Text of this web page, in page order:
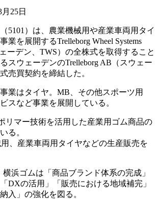
25日
5101）は、農業機械用や産業車両用タイ
業を展開するTrelleborg Wheel Systems
ーデン、TWS）の全株式を取得すること
スウェーデンのTrelleborg AB（スウェー
売買契約を締結した。
業はタイヤ。MB、その他スポーツ用
スなど事業を展開している。
リマー技術を活用した産業用ゴム商品の
る。
、産業車両用タイヤなどの生産販売を
横浜ゴムは「商品ブランド体系の完成」
DXの活用」「販売における地域補完」
入」の強化を図る。